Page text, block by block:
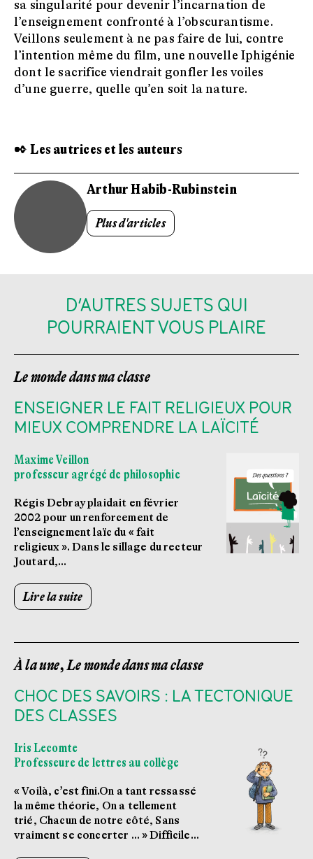
sa singularité pour devenir l’incarnation de
l’enseignement confronté à l’obscurantisme.
Veillons seulement à ne pas faire de lui, contre
l’intention même du film, une nouvelle Iphigénie
dont le sacrifice viendrait gonfler les voiles
d’une guerre, quelle qu’en soit la nature.
✒ Les autrices et les auteurs
Arthur Habib-Rubinstein
Plus d'articles
D’AUTRES SUJETS QUI
POURRAIENT VOUS PLAIRE
Le monde dans ma classe
ENSEIGNER LE FAIT RELIGIEUX POUR
MIEUX COMPRENDRE LA LAÏCITÉ
Maxime Veillon
professeur agrégé de philosophie
Régis Debray plaidait en février
2002 pour un renforcement de
l’enseignement laïc du « fait
religieux ». Dans le sillage du recteur
Joutard,…
Lire la suite
À la une, Le monde dans ma classe
CHOC DES SAVOIRS : LA TECTONIQUE
DES CLASSES
Iris Lecomte
Professeure de lettres au collège
« Voilà, c’est fini.On a tant ressassé
la même théorie, On a tellement
trié, Chacun de notre côté, Sans
vraiment se concerter … » Difficile…